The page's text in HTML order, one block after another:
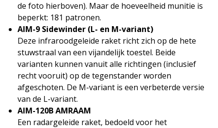
de foto hierboven). Maar de hoeveelheid munitie is
beperkt: 181 patronen.
AIM-9 Sidewinder (L- en M-variant)
Deze infraroodgeleide raket richt zich op de hete
stuwstraal van een vijandelijk toestel. Beide
varianten kunnen vanuit alle richtingen (inclusief
recht vooruit) op de tegenstander worden
afgeschoten. De M-variant is een verbeterde versie
van de L-variant.
AIM-120B AMRAAM
Een radargeleide raket, bedoeld voor het